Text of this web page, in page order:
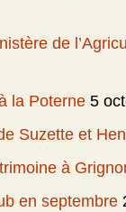
de
la Poterne 5
Suzette et
à
en septembre